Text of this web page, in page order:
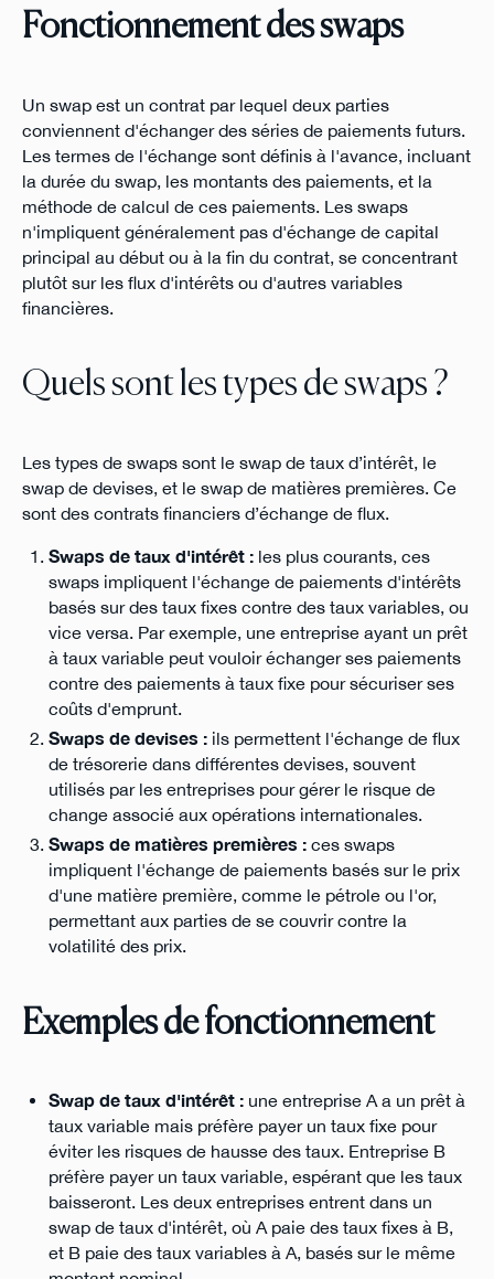
Fonctionnement des swaps
Un swap est un contrat par lequel deux parties
conviennent d'échanger des séries de paiements futurs.
Les termes de l'échange sont définis à l'avance, incluant
la durée du swap, les montants des paiements, et la
méthode de calcul de ces paiements. Les swaps
n'impliquent généralement pas d'échange de capital
principal au début ou à la fin du contrat, se concentrant
plutôt sur les flux d'intérêts ou d'autres variables
financières.
Quels sont les types de swaps ?
Les types de swaps sont le swap de taux d’intérêt, le
swap de devises, et le swap de matières premières. Ce
sont des contrats financiers d’échange de flux.
Swaps de taux d'intérêt :les plus courants, ces
swaps impliquent l'échange de paiements d'intérêts
basés sur des taux fixes contre des taux variables, ou
vice versa. Par exemple, une entreprise ayant un prêt
à taux variable peut vouloir échanger ses paiements
contre des paiements à taux fixe pour sécuriser ses
coûts d'emprunt.
Swaps de devises :ils permettent l'échange de flux
de trésorerie dans différentes devises, souvent
utilisés par les entreprises pour gérer le risque de
change associé aux opérations internationales.
Swaps de matières premières :ces swaps
impliquent l'échange de paiements basés sur le prix
d'une matière première, comme le pétrole ou l'or,
permettant aux parties de se couvrir contre la
volatilité des prix.
Exemples de fonctionnement
Swap de taux d'intérêt :une entreprise A a un prêt à
taux variable mais préfère payer un taux fixe pour
éviter les risques de hausse des taux. Entreprise B
préfère payer un taux variable, espérant que les taux
baisseront. Les deux entreprises entrent dans un
swap de taux d'intérêt, où A paie des taux fixes à B,
et B paie des taux variables à A, basés sur le même